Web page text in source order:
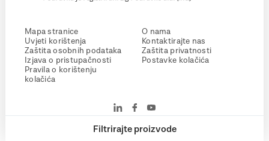
Filtrirajte proizvode
Mapa stranice
Uvjeti korištenja
Zaštita osobnih podataka
Izjava o pristupačnosti
Pravila o korištenju
kolačića
O nama
Kontaktirajte nas
Zaštita privatnosti
Postavke kolačića